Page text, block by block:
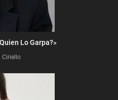
Lo Garpa?»
Ciriello